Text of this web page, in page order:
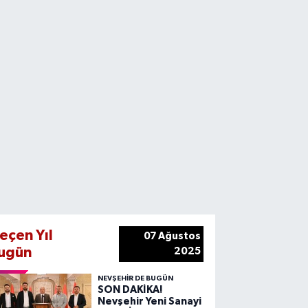
Yıl
07 Ağustos
2025
NEVŞEHIR DE BUGÜN
SON DAKİKA!
Nevşehir Yeni Sanayi